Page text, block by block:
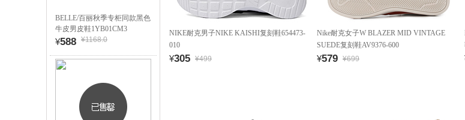
BELLE/百丽秋季专柜同款黑色
牛皮男皮鞋1YB01CM3
¥588 ¥1168.0
NIKE耐克男子NIKE KAISHI复刻鞋654473-
010
¥305 ¥499
Nike耐克女子W BLAZER MID VINTAGE
SUEDE复刻鞋AV9376-600
¥579 ¥699